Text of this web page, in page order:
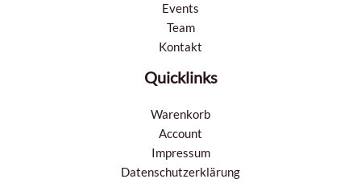
Events
Team
Kontakt
Quicklinks
Warenkorb
Account
Impressum
Datenschutzerklärung